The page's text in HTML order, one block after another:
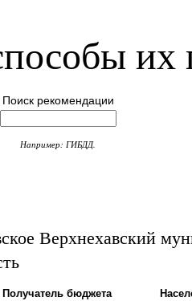
их
Поиск рекомендации
Например: ГИБДД.
Верхнехавский
Получатель бюджета